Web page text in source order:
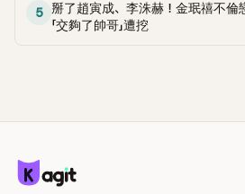
5
掰了趙寅成、李洙赫！金珉禧不倫
「交夠了帥哥」遭挖